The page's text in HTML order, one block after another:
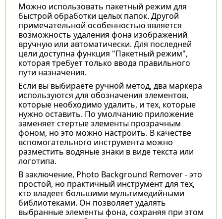
Можно использовать пакетный режим для
быстрой обработки целых папок. Другой
примечательной особенностью является
возможность удаления фона изображений
вручную или автоматически. Для последней
цели доступна функция "Пакетный режим",
которая требует только ввода правильного
пути назначения.
Если вы выбираете ручной метод, два маркера
используются для обозначения элементов,
которые необходимо удалить, и тех, которые
нужно оставить. По умолчанию приложение
заменяет стертые элементы прозрачным
фоном, но это можно настроить. В качестве
вспомогательного инструмента можно
разместить водяные знаки в виде текста или
логотипа.
В заключение, Photo Background Remover - это
простой, но практичный инструмент для тех,
кто владеет большими мультимедийными
библиотеками. Он позволяет удалять
выбранные элементы фона, сохраняя при этом